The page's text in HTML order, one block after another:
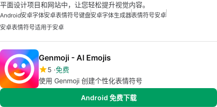
平面设计项目和网站中，让您轻松提升视觉内容。
Android安卓字体安卓表情符号键盘安卓字体生成器表情符号安卓
安卓表情符号适用于安卓
Genmoji - AI Emojis
5 免费
使用 Genmoji 创建个性化表情符号
Android 免费下载